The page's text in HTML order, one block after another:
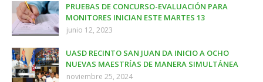
PRUEBAS DE CONCURSO-EVALUACIÓN PARA
MONITORES INICIAN ESTE MARTES 13
junio 12, 2023
UASD RECINTO SAN JUAN DA INICIO A OCHO
NUEVAS MAESTRÍAS DE MANERA SIMULTÁNEA
noviembre 25, 2024